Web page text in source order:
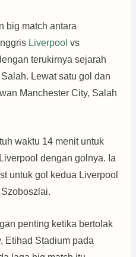
big match antara
Liverpool vs
terukirnya sejarah
Lewat satu gol dan
Manchester City, Salah
waktu 14 menit untuk
dengan golnya. Ia
untuk gol kedua Liverpool
penting ketika bertolak
Etihad Stadium pada